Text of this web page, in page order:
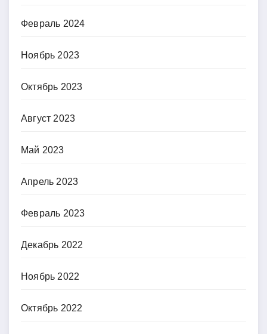
Февраль 2024
Ноябрь 2023
Октябрь 2023
Август 2023
Май 2023
Апрель 2023
Февраль 2023
Декабрь 2022
Ноябрь 2022
Октябрь 2022